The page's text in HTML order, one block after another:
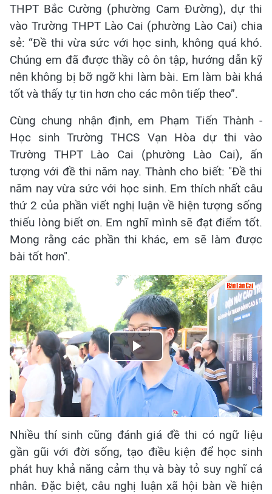
THPT Bắc Cường (phường Cam Đường), dự thi
vào Trường THPT Lào Cai (phường Lào Cai) chia
sẻ: “Đề thi vừa sức với học sinh, không quá khó.
Chúng em đã được thầy cô ôn tập, hướng dẫn kỹ
nên không bị bỡ ngỡ khi làm bài. Em làm bài khá
tốt và thấy tự tin hơn cho các môn tiếp theo”.
Cùng chung nhận định, em Phạm Tiến Thành -
Học sinh Trường THCS Vạn Hòa dự thi vào
Trường THPT Lào Cai (phường Lào Cai), ấn
tượng với đề thi năm nay. Thành cho biết: "Đề thi
năm nay vừa sức với học sinh. Em thích nhất câu
thứ 2 của phần viết nghị luận về hiện tượng sống
thiếu lòng biết ơn. Em nghĩ mình sẽ đạt điểm tốt.
Mong rằng các phần thi khác, em sẽ làm được
bài tốt hơn".
Play
Video
Nhiều thí sinh cũng đánh giá đề thi có ngữ liệu
gần gũi với đời sống, tạo điều kiện để học sinh
phát huy khả năng cảm thụ và bày tỏ suy nghĩ cá
nhân. Đặc biệt, câu nghị luận xã hội bàn về hiện